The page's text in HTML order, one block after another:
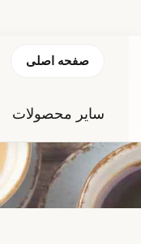
صفحه اصلی
سایر محصولات